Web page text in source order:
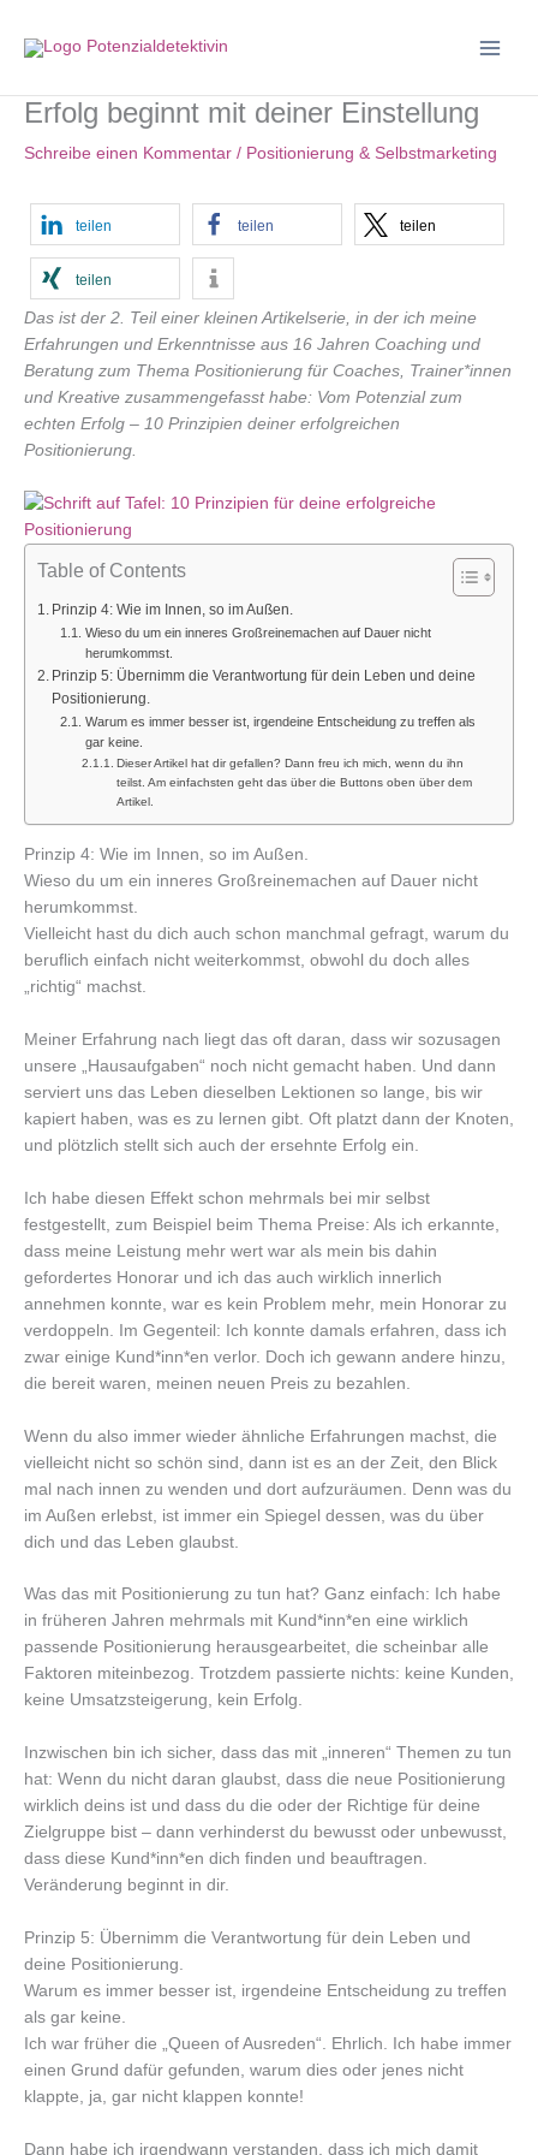
Inhalt
Erfolg beginnt mit deiner Einstellung
Schreibe einen Kommentar / Positionierung & Selbstmarketing
teilen teilen teilen
teilen
Das ist der 2. Teil einer kleinen Artikelserie, in der ich meine
Erfahrungen und Erkenntnisse aus 16 Jahren Coaching und
Beratung zum Thema Positionierung für Coaches, Trainer*innen
und Kreative zusammengefasst habe: Vom Potenzial zum
echten Erfolg – 10 Prinzipien deiner erfolgreichen
Positionierung.
Table of Contents
Prinzip 4: Wie im Innen, so im Außen.
Wieso du um ein inneres Großreinemachen auf Dauer nicht
herumkommst.
Prinzip 5: Übernimm die Verantwortung für dein Leben und deine
Positionierung.
Warum es immer besser ist, irgendeine Entscheidung zu treffen als
gar keine.
Dieser Artikel hat dir gefallen? Dann freu ich mich, wenn du ihn
teilst. Am einfachsten geht das über die Buttons oben über dem
Artikel.
Prinzip 4: Wie im Innen, so im Außen.
Wieso du um ein inneres Großreinemachen auf Dauer nicht
herumkommst.
Vielleicht hast du dich auch schon manchmal gefragt, warum du
beruflich einfach nicht weiterkommst, obwohl du doch alles
„richtig“ machst.
Meiner Erfahrung nach liegt das oft daran, dass wir sozusagen
unsere „Hausaufgaben“ noch nicht gemacht haben. Und dann
serviert uns das Leben dieselben Lektionen so lange, bis wir
kapiert haben, was es zu lernen gibt. Oft platzt dann der Knoten,
und plötzlich stellt sich auch der ersehnte Erfolg ein.
Ich habe diesen Effekt schon mehrmals bei mir selbst
festgestellt, zum Beispiel beim Thema Preise: Als ich erkannte,
dass meine Leistung mehr wert war als mein bis dahin
gefordertes Honorar und ich das auch wirklich innerlich
annehmen konnte, war es kein Problem mehr, mein Honorar zu
verdoppeln. Im Gegenteil: Ich konnte damals erfahren, dass ich
zwar einige Kund*inn*en verlor. Doch ich gewann andere hinzu,
die bereit waren, meinen neuen Preis zu bezahlen.
Wenn du also immer wieder ähnliche Erfahrungen machst, die
vielleicht nicht so schön sind, dann ist es an der Zeit, den Blick
mal nach innen zu wenden und dort aufzuräumen. Denn was du
im Außen erlebst, ist immer ein Spiegel dessen, was du über
dich und das Leben glaubst.
Was das mit Positionierung zu tun hat? Ganz einfach: Ich habe
in früheren Jahren mehrmals mit Kund*inn*en eine wirklich
passende Positionierung herausgearbeitet, die scheinbar alle
Faktoren miteinbezog. Trotzdem passierte nichts: keine Kunden,
keine Umsatzsteigerung, kein Erfolg.
Inzwischen bin ich sicher, dass das mit „inneren“ Themen zu tun
hat: Wenn du nicht daran glaubst, dass die neue Positionierung
wirklich deins ist und dass du die oder der Richtige für deine
Zielgruppe bist – dann verhinderst du bewusst oder unbewusst,
dass diese Kund*inn*en dich finden und beauftragen.
Veränderung beginnt in dir.
Prinzip 5: Übernimm die Verantwortung für dein Leben und
deine Positionierung.
Warum es immer besser ist, irgendeine Entscheidung zu treffen
als gar keine.
Ich war früher die „Queen of Ausreden“. Ehrlich. Ich habe immer
einen Grund dafür gefunden, warum dies oder jenes nicht
klappte, ja, gar nicht klappen konnte!
Dann habe ich irgendwann verstanden, dass ich mich damit